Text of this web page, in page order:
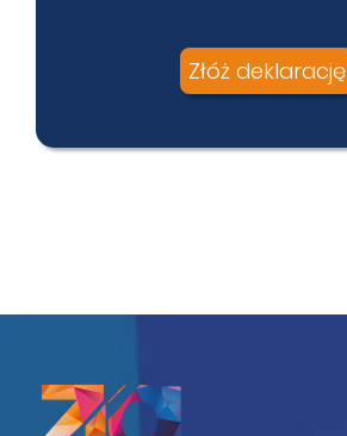
Złóż deklarację